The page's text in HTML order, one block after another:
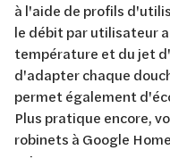
à l'aide de profils
le débit par utilisateur
température et du jet
d'adapter chaque
permet également
Plus pratique encore,
robinets à Google